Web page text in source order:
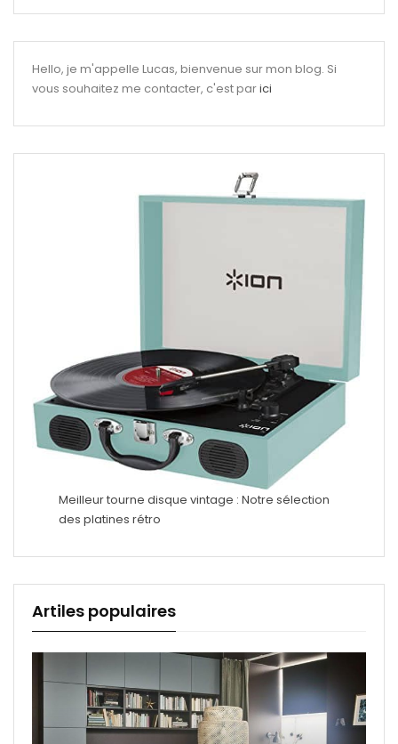
Hello, je m'appelle Lucas, bienvenue sur mon blog. Si
vous souhaitez me contacter, c'est parici
Meilleur tourne disque vintage : Notre sélection
des platines rétro
Artiles populaires